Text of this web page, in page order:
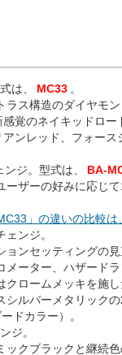
は、 MC33 。
ラス構造のダイヤモ
覚のネイキッドロー
ンレッド、フォー
ジ。型式は、 BA-
ーザーの好みに応じ
」の違いの比較は
ンジ。
ョンセッティングの
メーター、ハザード
クロームメッキを施
シルバーメタリック
ドカラー）。
ジ。
クブラックと継続